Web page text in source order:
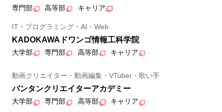
専門部 高等部 キャリア
IT・プログラミング・AI・Web
KADOKAWAドワンゴ情報工科学院
大学部 専門部 高等部 キャリア
動画クリエイター・動画編集・VTuber・歌い手
バンタンクリエイターアカデミー
大学部 専門部 高等部 キャリア